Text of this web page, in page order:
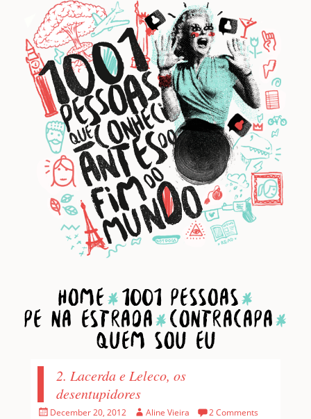
Home
1001 Pessoas
Pé na estrada
Contracapa
2. Lacerda e Leleco, os
desentupidores
PostedDecember 20, 2012 Author
Aline Vieira 2 Comments